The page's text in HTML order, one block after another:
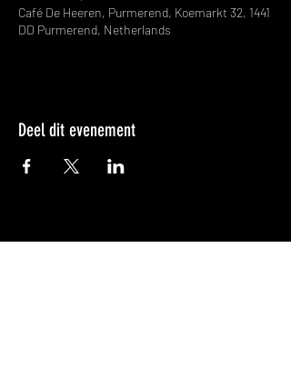
Café De Heeren, Purmerend, Koemarkt 32, 1441
DD Purmerend, Netherlands
Deel dit evenement